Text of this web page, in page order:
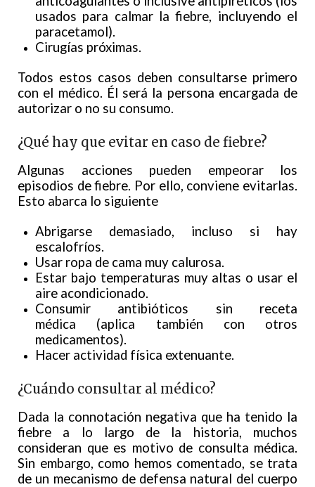
usados para calmar la fiebre, incluyendo el
paracetamol).
Cirugías próximas.
Todos estos casos deben consultarse primero
con el médico. Él será la persona encargada de
autorizar o no su consumo.
¿Qué hay que evitar en caso de fiebre?
Algunas acciones pueden empeorar los
episodios de fiebre. Por ello, conviene evitarlas.
Esto abarca lo siguiente
Abrigarse demasiado, incluso si hay
escalofríos.
Usar ropa de cama muy calurosa.
Estar bajo temperaturas muy altas o usar el
aire acondicionado.
Consumir antibióticos sin receta
médica (aplica también con otros
medicamentos).
Hacer actividad física extenuante.
¿Cuándo consultar al médico?
Dada la connotación negativa que ha tenido la
fiebre a lo largo de la historia, muchos
consideran que es motivo de consulta médica.
Sin embargo, como hemos comentado, se trata
de un mecanismo de defensa natural del cuerpo